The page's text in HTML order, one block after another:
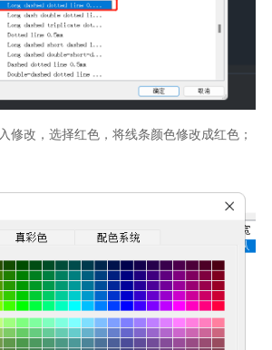
修改，选择红色，将线条颜色修改成红色；